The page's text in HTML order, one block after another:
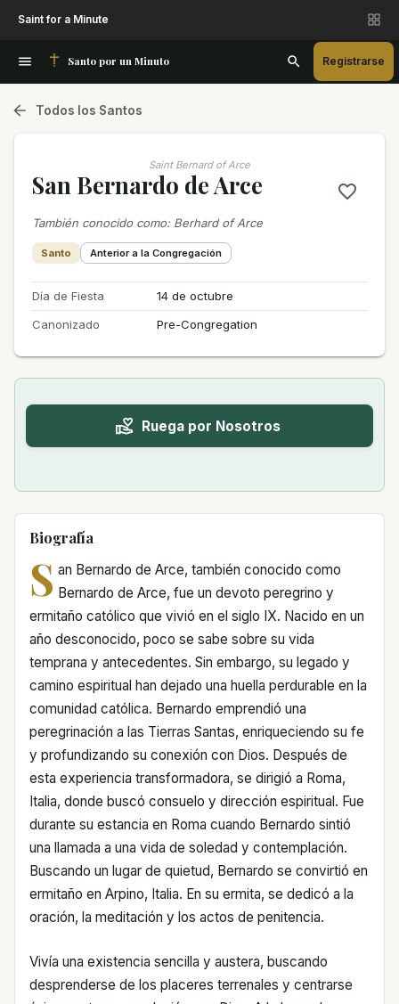
Saint for a Minute
Santo por un Minuto Registrarse
Todos los Santos
Saint Bernard of Arce
San Bernardo de Arce
También conocido como: Berhard of Arce
Santo Anterior a la Congregación
Día de Fiesta
14 de octubre
Canonizado
Pre-Congregation
Ruega por Nosotros
Biografía
S an Bernardo de Arce, también conocido como
Bernardo de Arce, fue un devoto peregrino y
ermitaño católico que vivió en el siglo IX. Nacido en un
año desconocido, poco se sabe sobre su vida
temprana y antecedentes. Sin embargo, su legado y
camino espiritual han dejado una huella perdurable en la
comunidad católica. Bernardo emprendió una
peregrinación a las Tierras Santas, enriqueciendo su fe
y profundizando su conexión con Dios. Después de
esta experiencia transformadora, se dirigió a Roma,
Italia, donde buscó consuelo y dirección espiritual. Fue
durante su estancia en Roma cuando Bernardo sintió
una llamada a una vida de soledad y contemplación.
Buscando un lugar de quietud, Bernardo se convirtió en
ermitaño en Arpino, Italia. En su ermita, se dedicó a la
oración, la meditación y los actos de penitencia.
Vivía una existencia sencilla y austera, buscando
desprenderse de los placeres terrenales y centrarse